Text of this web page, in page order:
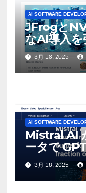
AI SOFTWARE
JFrogと
なAI導入を
3月 18, 2025
AI SOFTWARE
Mistral AI
ータで
しいオープ
リース |
3月 18, 2025